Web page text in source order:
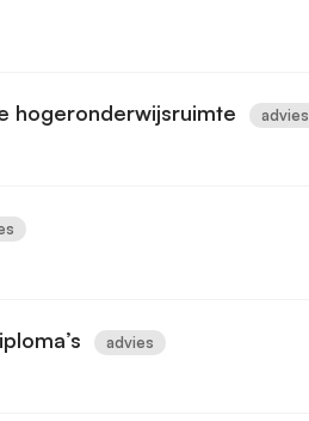
hogeronderwijsruimte advies
advies